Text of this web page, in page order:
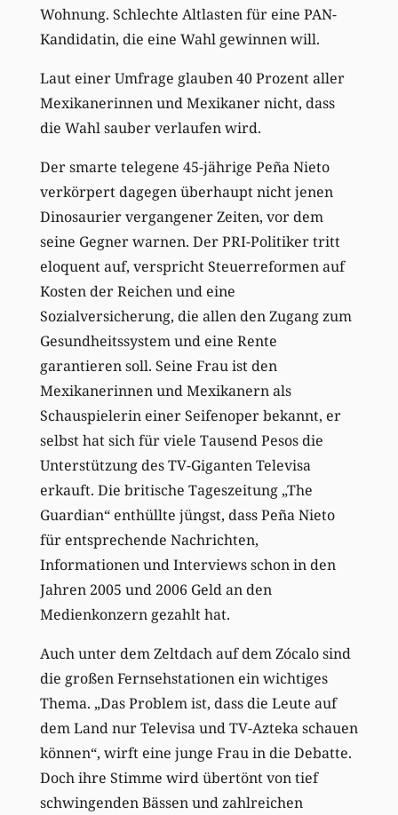
Wohnung. Schlechte Altlasten für eine PAN-
Kandidatin, die eine Wahl gewinnen will.
Laut einer Umfrage glauben 40 Prozent aller
Mexikanerinnen und Mexikaner nicht, dass
die Wahl sauber verlaufen wird.
Der smarte telegene 45-jährige Peña Nieto
verkörpert dagegen überhaupt nicht jenen
Dinosaurier vergangener Zeiten, vor dem
seine Gegner warnen. Der PRI-Politiker tritt
eloquent auf, verspricht Steuerreformen auf
Kosten der Reichen und eine
Sozialversicherung, die allen den Zugang zum
Gesundheitssystem und eine Rente
garantieren soll. Seine Frau ist den
Mexikanerinnen und Mexikanern als
Schauspielerin einer Seifenoper bekannt, er
selbst hat sich für viele Tausend Pesos die
Unterstützung des TV-Giganten Televisa
erkauft. Die britische Tageszeitung „The
Guardian“ enthüllte jüngst, dass Peña Nieto
für entsprechende Nachrichten,
Informationen und Interviews schon in den
Jahren 2005 und 2006 Geld an den
Medienkonzern gezahlt hat.
Auch unter dem Zeltdach auf dem Zócalo sind
die großen Fernsehstationen ein wichtiges
Thema. „Das Problem ist, dass die Leute auf
dem Land nur Televisa und TV-Azteka schauen
können“, wirft eine junge Frau in die Debatte.
Doch ihre Stimme wird übertönt von tief
schwingenden Bässen und zahlreichen